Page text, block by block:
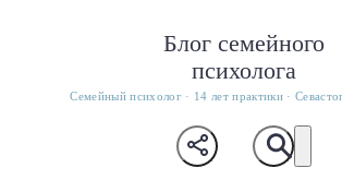
Блог семейного
психолога
Семейный психолог · 14 лет практики ·